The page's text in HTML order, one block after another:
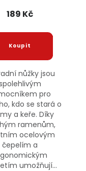
189 Kč
nůžky jsou
pro
kdo se stará o
a keře. Díky
ramenům,
ocelovým
čepelím a
umožňují...